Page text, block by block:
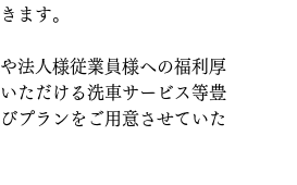
ます。
法人様従業員様への福利厚
ただける洗車サービス等豊
プランをご用意させていた